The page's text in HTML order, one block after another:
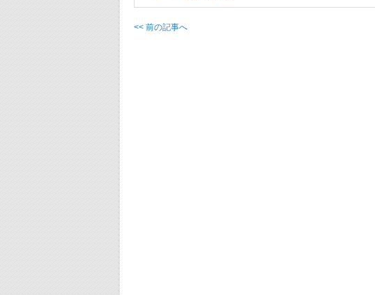
<< 前の記事へ